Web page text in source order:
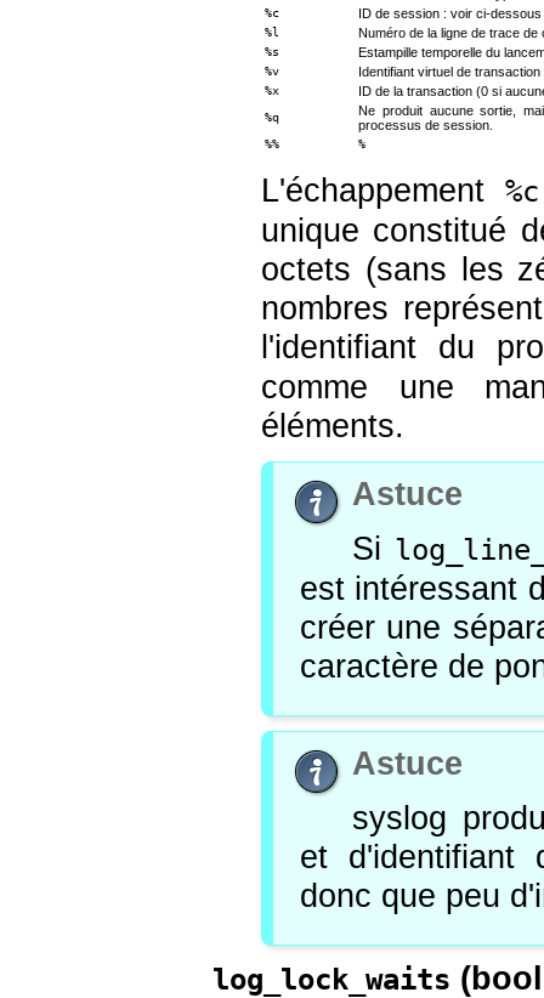
%c ID de session : voir ci-dessous
%l Numéro de la ligne de trace
%s Estampille temporelle du
%v Identifiant virtuel de
%x ID de la transaction (0 si
%q
Ne produit aucune sortie,
processus de session.
%% %
L'échappement %c
unique constitué
octets (sans les
nombres
l'identifiant du
comme une
éléments.
Astuce
Si
est intéressant
créer une
caractère de
Astuce
syslog
et d'identifiant
donc que peu
log_lock_waits (